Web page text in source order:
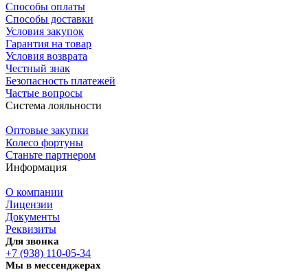
Способы оплаты
Способы доставки
Условия закупок
Гарантия на товар
Условия возврата
Честный знак
Безопасность платежей
Частые вопросы
Система лояльности
Оптовые закупки
Колесо фортуны
Станьте партнером
Информация
О компании
Лицензии
Документы
Реквизиты
Для звонка
+7 (938) 110-05-34
Мы в мессенджерах